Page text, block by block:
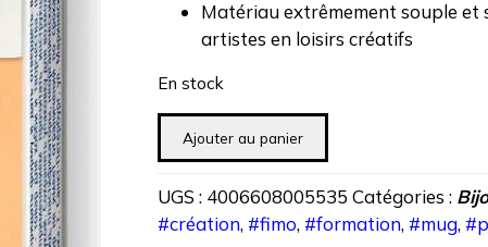
د.ت 8.000.
د.ت 7.200.
Matériau extrêmement souple et
artistes en loisirs créatifs
En stock
POLYMERE
FIMO
Ajouter au panier
UGS : 4006608005535 Catégories :
#création, #fimo, #formation, #mug,